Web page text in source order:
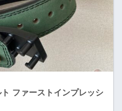
ファーストインプレッシ